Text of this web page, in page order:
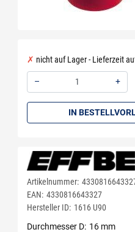
nicht auf Lager - Lieferzeit
–
+
IN
Artikelnummer:
EAN: 4330816643327
Hersteller ID: 1616 U90
Durchmesser D 16 mm